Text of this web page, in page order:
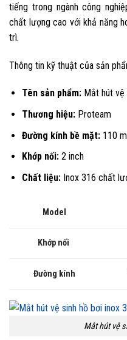
tiếng trong ngành công
chất lượng cao với khả năng
trì.
Thông tin kỹ thuật của sản
Tên sản phẩm: Mắt hút
Thương hiệu: Proteam
Đường kính bề mặt:110
Khớp nối:2 inch
Chất liệu: Inox 316 chất
Model
Khớp nối
Đường kính
Mắt hút vệ